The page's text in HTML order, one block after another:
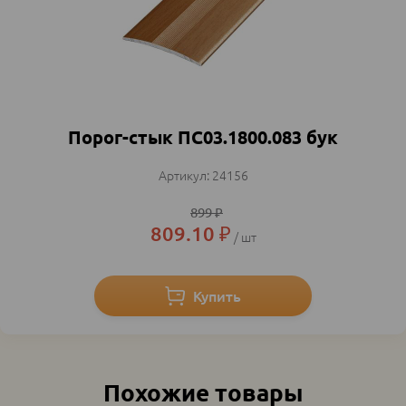
Порог-стык ПС03.1800.083 бук
24156
899₽
809.10 ₽ шт
Похожие товары